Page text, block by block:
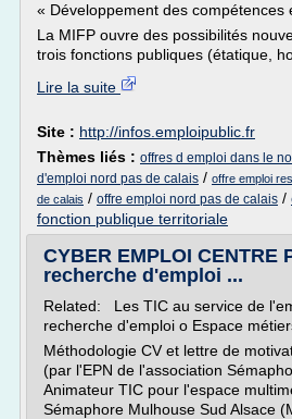
« Développement des compétences
La MIFP ouvre des possibilités
trois fonctions publiques (étatique,
Lire la suite
Site : http://infos.emploipublic.fr
Thèmes liés : offres d emploi dans le
d'emploi nord pas de calais / offre emploi
de calais / offre emploi nord pas de calais /
fonction publique territoriale
CYBER EMPLOI CENTRE
recherche d'emploi ...
Related: Les TIC au service de
recherche d'emploi o Espace
Méthodologie CV et lettre de
(par l'EPN de l'association
Animateur TIC pour l'espace
Sémaphore Mulhouse Sud Alsace